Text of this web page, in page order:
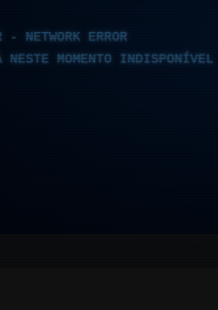
NETWORK ERROR
NESTE MOMENTO INDISPONÍVEL